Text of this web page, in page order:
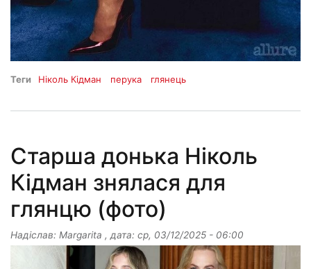
Теги Ніколь Кідман перука глянець
Старша донька Ніколь
Кідман знялася для
глянцю (фото)
Надіслав: Margarita , дата: ср, 03/12/2025 - 06:00